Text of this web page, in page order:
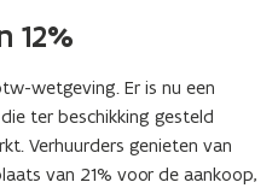
12%
wetgeving. Er is nu een
ter beschikking gesteld
Verhuurders genieten van
van 21% voor de aankoop,